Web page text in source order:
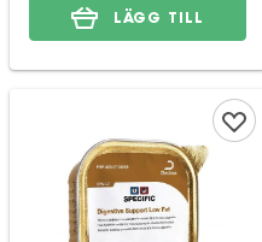
LÄGG TILL